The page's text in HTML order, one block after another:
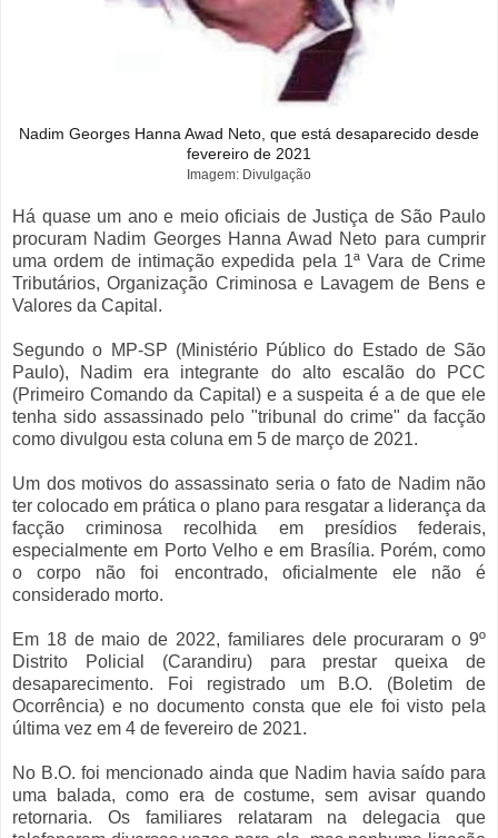
Nadim Georges Hanna Awad Neto, que está desaparecido desde
fevereiro de 2021
Imagem: Divulgação
Há quase um ano e meio oficiais de Justiça de São Paulo
procuram Nadim Georges Hanna Awad Neto para cumprir
uma ordem de intimação expedida pela 1ª Vara de Crime
Tributários, Organização Criminosa e Lavagem de Bens e
Valores da Capital.
Segundo o MP-SP (Ministério Público do Estado de São
Paulo), Nadim era integrante do alto escalão do PCC
(Primeiro Comando da Capital) e a suspeita é a de que ele
tenha sido assassinado pelo "tribunal do crime" da facção
como divulgou esta coluna em 5 de março de 2021.
Um dos motivos do assassinato seria o fato de Nadim não
ter colocado em prática o plano para resgatar a liderança da
facção criminosa recolhida em presídios federais,
especialmente em Porto Velho e em Brasília. Porém, como
o corpo não foi encontrado, oficialmente ele não é
considerado morto.
Em 18 de maio de 2022, familiares dele procuraram o 9º
Distrito Policial (Carandiru) para prestar queixa de
desaparecimento. Foi registrado um B.O. (Boletim de
Ocorrência) e no documento consta que ele foi visto pela
última vez em 4 de fevereiro de 2021.
No B.O. foi mencionado ainda que Nadim havia saído para
uma balada, como era de costume, sem avisar quando
retornaria. Os familiares relataram na delegacia que